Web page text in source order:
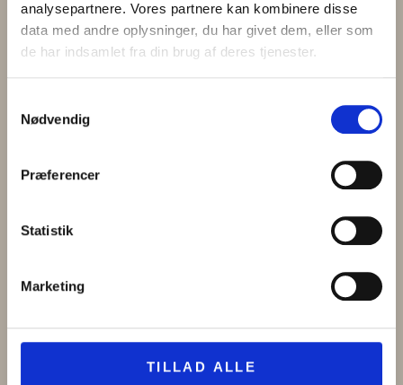
analysepartnere. Vores partnere kan kombinere disse
data med andre oplysninger, du har givet dem, eller som
de har indsamlet fra din brug af deres tjenester.
Nødvendig
Præferencer
Statistik
Marketing
TILLAD ALLE
vores afdeling Tingstedet på Ringsted Torv.
Tusind tak for de mange gode forslag, dem